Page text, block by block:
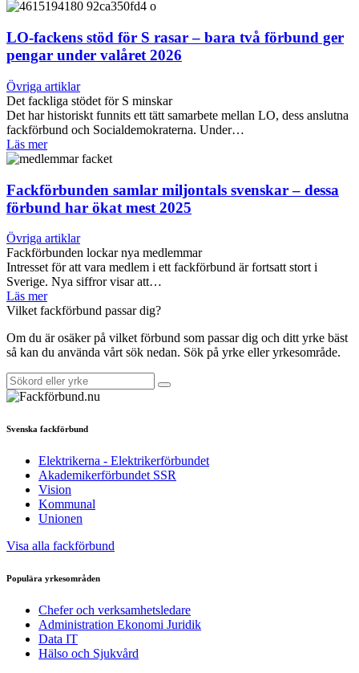
LO-fackens stöd för S rasar – bara två förbund ger
pengar under valåret 2026
Övriga artiklar
Det fackliga stödet för S minskar
Det har historiskt funnits ett tätt samarbete mellan LO, dess anslutna
fackförbund och Socialdemokraterna. Under…
Läs mer
Fackförbunden samlar miljontals svenskar – dessa
förbund har ökat mest 2025
Övriga artiklar
Fackförbunden lockar nya medlemmar
Intresset för att vara medlem i ett fackförbund är fortsatt stort i
Sverige. Nya siffror visar att…
Läs mer
Vilket fackförbund passar dig?
Om du är osäker på vilket förbund som passar dig och ditt yrke bäst
så kan du använda vårt sök nedan. Sök på yrke eller yrkesområde.
Svenska fackförbund
Elektrikerna - Elektrikerförbundet
Akademikerförbundet SSR
Vision
Kommunal
Unionen
Visa alla fackförbund
Populära yrkesområden
Chefer och verksamhetsledare
Administration Ekonomi Juridik
Data IT
Hälso och Sjukvård